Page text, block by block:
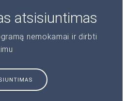
atsisiuntimas
nemokamai ir dirbti